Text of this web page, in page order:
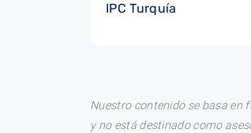
IPC Turquía
Nuestro contenido se basa en
y no está destinado como